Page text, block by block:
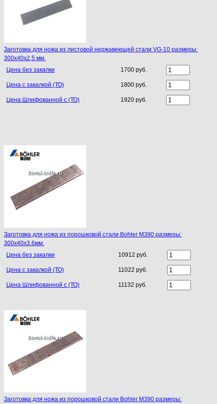
Заготовка для ножа из листовой нержавеющей стали VG-10 размеры:
300х40х2,5 мм.
Цена без закалки
1700 руб.
Цена с закалкой (ТО) 1800 руб.
Цена Шлифованной с (ТО) 1920 руб.
Заготовка для ножа из порошковой стали Bohler M390 размеры:
300х40х3.6мм.
Цена без закалки
10912 руб.
Цена с закалкой (ТО) 11022 руб.
Цена Шлифованной с (ТО) 11132 руб.
Заготовка для ножа из порошковой стали Bohler M390 размеры: